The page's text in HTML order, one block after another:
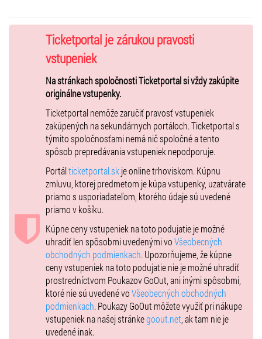
Ticketportal je zárukou pravosti
vstupeniek
Na stránkach spoločnosti Ticketportal si vždy zakúpite
originálne vstupenky.
Ticketportal nemôže zaručiť pravosť vstupeniek
zakúpených na sekundárnych portáloch. Ticketportal s
týmito spoločnosťami nemá nič spoločné a tento
spôsob prepredávania vstupeniek nepodporuje.
Portálticketportal.skje online trhoviskom. Kúpnu
zmluvu, ktorej predmetom je kúpa vstupenky, uzatvárate
priamo s usporiadateľom, ktorého údaje sú uvedené
priamo v košíku.
Kúpne ceny vstupeniek na toto podujatie je možné
uhradiť len spôsobmi uvedenými voVšeobecných
obchodných podmienkach. Upozorňujeme, že kúpne
ceny vstupeniek na toto podujatie nie je možné uhradiť
prostredníctvom Poukazov GoOut, ani inými spôsobmi,
ktoré nie sú uvedené voVšeobecných obchodných
podmienkach. Poukazy GoOut môžete využiť pri nákupe
vstupeniek na našej stránkegoout.net, ak tam nie je
uvedené inak.